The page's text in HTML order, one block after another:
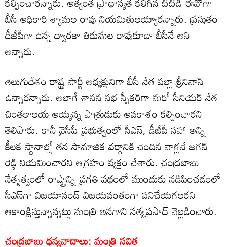
బీసీ అధికారి శ్యామల రావు నియమితులయ్యారన్నారు. ప్రస్తుతం
డీజీపీగా ఉన్న ద్వారకా తిరుమల రావుకూడా బీసీనే అని
అన్నారు.
తెలుగుదేశం రాష్ట్ర పార్టీ అధ్యక్షునిగా బీసీ నేత పల్లా శ్రీనివాస్
ఉన్నారన్నారు. అలాగే శాసన సభ స్పీకర్‌గా మరో సీనియర్ నేత
చింతకాలయ అయ్యన్న పాత్రుడుకు అవకాశం కల్పించారని
తెలిపారు. కానీ వైసీపీ ప్రభుత్వంలో సీఎస్, డీజీపీ సహా అన్ని
కీలక స్థానాల్లో తన సామాజిక వర్గానికి చెందిన వాళ్లనే జగన్
రెడ్డి నియమించారని ఆగ్రహం వ్యక్తం చేశారు. చంద్రబాబు
నేతృత్వంలో రాష్ట్రాన్ని ప్రగతి పథంలో ముందుకు నడిపించడంలో
సీఎస్‌గా విజయానంద్ విజయవంతంగా పనిచేయగలరని
ఆకాంక్షిస్తున్నాన్నట్లు మంత్రి అనగాని సత్యప్రసాద్ వెల్లడించారు.
చంద్రబాబు ధన్యవాదాలు: మంత్రి సవిత